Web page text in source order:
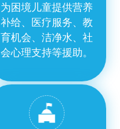
为困境儿童提供营养
补给、医疗服务、教
育机会、洁净水、社
会心理支持等援助。